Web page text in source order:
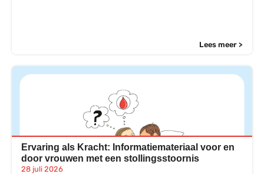
Lees meer >
Ervaring als Kracht: Informatiemateriaal voor en
door vrouwen met een stollingsstoornis
28 juli 2026